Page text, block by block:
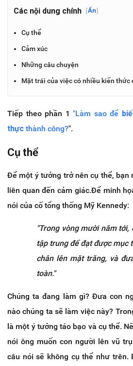
Các nội dung chính [Ẩn]
Cụ thể
Cảm xúc
Những câu chuyện
Mặt trái của việc có nhiều kiến thức
Tiếp theo phần 1 "Làm sao để
thực thành công?".
Cụ thể
Để một ý tưởng trở nên cụ thể, bạn
liên quan đến cảm giác.Để minh
nói của cố tổng thống Mỹ Kennedy:
"Trong vòng mười năm
tập trung để đạt được mục
chân lên mặt trăng, và
toàn."
Chúng ta đang làm gì? Đưa con
nào chúng ta sẽ làm việc này?
là một ý tưởng táo bạo và cụ thể.
nói ông muốn con người lên vũ
câu nói sẽ không cụ thể như trên.